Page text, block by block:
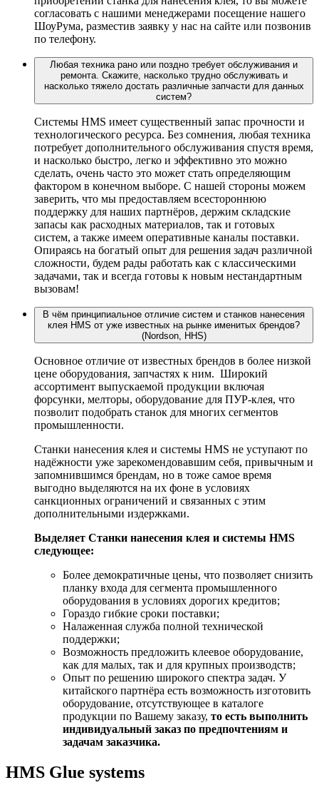
согласовать с нашими менеджерами посещение нашего
ШоуРума, разместив заявку у нас на сайте или позвонив
по телефону.
Любая техника рано или поздно требует обслуживания и
ремонта. Скажите, насколько трудно обслуживать и
насколько тяжело достать различные запчасти для данных
систем?
Системы HMS имеет существенный запас прочности и
технологического ресурса. Без сомнения, любая техника
потребует дополнительного обслуживания спустя время,
и насколько быстро, легко и эффективно это можно
сделать, очень часто это может стать определяющим
фактором в конечном выборе. С нашей стороны можем
заверить, что мы предоставляем всестороннюю
поддержку для наших партнёров, держим складские
запасы как расходных материалов, так и готовых
систем, а также имеем оперативные каналы поставки.
Опираясь на богатый опыт для решения задач различной
сложности, будем рады работать как с классическими
задачами, так и всегда готовы к новым нестандартным
вызовам!
В чём принципиальное отличие систем и станков нанесения
клея HMS от уже известных на рынке именитых брендов?
(Nordson, HHS)
Основное отличие от известных брендов в более низкой
цене оборудования, запчастях к ним. Широкий
ассортимент выпускаемой продукции включая
форсунки, мелторы, оборудование для ПУР-клея, что
позволит подобрать станок для многих сегментов
промышленности.
Станки нанесения клея и системы HMS не уступают по
надёжности уже зарекомендовавшим себя, привычным и
запомнившимся брендам, но в тоже самое время
выгодно выделяются на их фоне в условиях
санкционных ограничений и связанных с этим
дополнительными издержками.
Выделяет Станки нанесения клея и системы HMS
следующее:
Более демократичные цены, что позволяет снизить
планку входа для сегмента промышленного
оборудования в условиях дорогих кредитов;
Гораздо гибкие сроки поставки;
Налаженная служба полной технической
поддержки;
Возможность предложить клеевое оборудование,
как для малых, так и для крупных производств;
Опыт по решению широкого спектра задач. У
китайского партнёра есть возможность изготовить
оборудование, отсутствующее в каталоге
продукции по Вашему заказу, то есть выполнить
индивидуальный заказ по предпочтениям и
задачам заказчика.
HMS Glue systems